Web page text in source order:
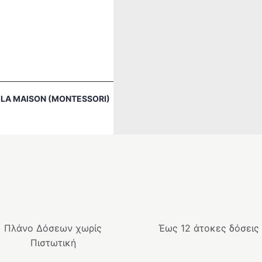
MAISON (MONTESSORI)
Πλάνο Δόσεων χωρίς
Πιστωτική
Έως 12 άτοκες δόσεις